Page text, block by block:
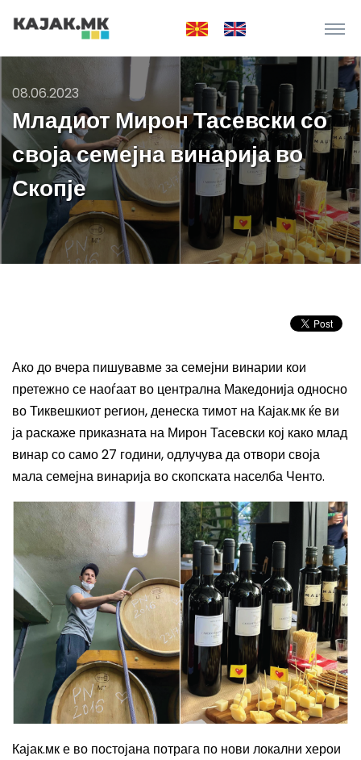
08.06.2023
Младиот Мирон Тасевски со
своја семејна винарија во
Скопје
Ако до вчера пишувавме за семејни винарии кои
претежно се наоѓаат во централна Македонија односно
во Тиквешкиот регион, денеска тимот на Кајак.мк ќе ви
ја раскаже приказната на Мирон Тасевски кој како млад
винар со само 27 години, одлучува да отвори своја
мала семејна винарија во скопската населба Ченто.
Кајак.мк е во постојана потрага по нови локални херои